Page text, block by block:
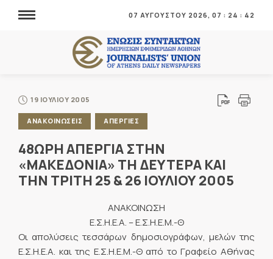
07 ΑΥΓΟΥΣΤΟΥ 2026, 07 : 24 : 42
19 ΙΟΥΛΙΟΥ 2005
ΑΝΑΚΟΙΝΩΣΕΙΣ ΑΠΕΡΓΙΕΣ
48ΩΡΗ ΑΠΕΡΓΙΑ ΣΤΗΝ
«ΜΑΚΕΔΟΝΙΑ» ΤΗ ΔΕΥΤΕΡΑ ΚΑΙ
ΤΗΝ ΤΡΙΤΗ 25 & 26 ΙΟΥΛΙΟΥ 2005
ΑΝΑΚΟΙΝΩΣΗ
Ε.Σ.Η.Ε.Α. – Ε.Σ.Η.Ε.Μ.-Θ
Οι απολύσεις τεσσάρων δημοσιογράφων, μελών της
Ε.Σ.Η.Ε.Α. και της Ε.Σ.Η.Ε.Μ.-Θ από το Γραφείο Αθήνας